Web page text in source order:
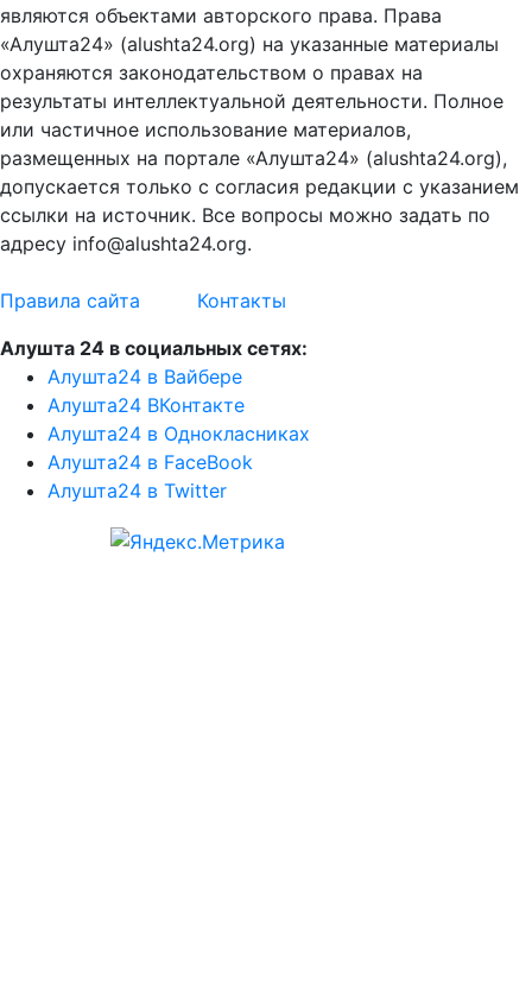
являются объектами авторского права. Права
«Алушта24» (alushta24.org) на указанные материалы
охраняются законодательством о правах на
результаты интеллектуальной деятельности. Полное
или частичное использование материалов,
размещенных на портале «Алушта24» (alushta24.org),
допускается только с согласия редакции с указанием
ссылки на источник. Все вопросы можно задать по
адресу info@alushta24.org.
Правила сайта
Контакты
Алушта 24 в социальных сетях:
Алушта24 в Вайбере
Алушта24 ВКонтакте
Алушта24 в Однокласниках
Алушта24 в FaceBook
Алушта24 в Twitter